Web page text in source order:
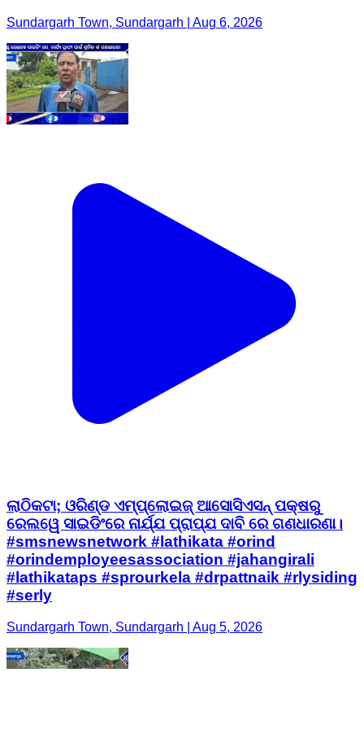
Sundargarh Town, Sundargarh | Aug 6, 2026
ଲାଠିକଟା; ଓରିଣ୍ଡ ଏମ୍ପ୍ଲୋଇଜ୍ ଆସୋସିଏସନ୍ ପକ୍ଷରୁ
ରେଲୱେ ସାଇଡିଂରେ ନାର୍ଯ୍ଯ ପ୍ରାପ୍ଯ ଦାବି ରେ ଗଣଧାରଣା।
#smsnewsnetwork #lathikata #orind
#orindemployeesassociation #jahangirali
#lathikataps #sprourkela #drpattnaik #rlysiding
#serly
Sundargarh Town, Sundargarh | Aug 5, 2026